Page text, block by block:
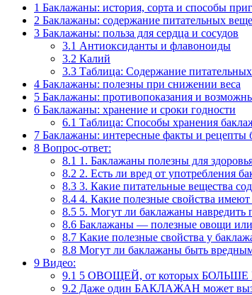
1 Баклажаны: история, сорта и способы
2 Баклажаны: содержание питательных
3 Баклажаны: польза для сердца и сосудов
3.1 Антиоксиданты и флавоноиды
3.2 Калий
3.3 Таблица: Содержание
4 Баклажаны: полезны при снижении веса
5 Баклажаны: противопоказания и
6 Баклажаны: хранение и сроки годности
6.1 Таблица: Способы хранения
7 Баклажаны: интересные факты и рецепты
8 Вопрос-ответ:
8.1 1. Баклажаны полезны для
8.2 2. Есть ли вред от употребления
8.3 3. Какие питательные вещества
8.4 4. Какие полезные свойства
8.5 5. Могут ли баклажаны навредить
8.6 Баклажаны — полезные овощи или
8.7 Какие полезные свойства у
8.8 Могут ли баклажаны быть
9 Видео:
9.1 5 ОВОЩЕЙ, от которых
9.2 Даже один БАКЛАЖАН может